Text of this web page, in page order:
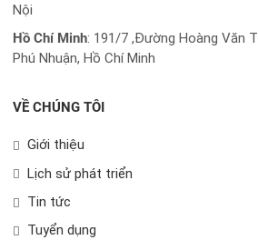
Nội
Hồ Chí Minh: 191/7 ,Đường Hoàng Văn
Phú Nhuận, Hồ Chí Minh
VỀ CHÚNG TÔI
Giới thiệu
Lịch sử phát triển
Tin tức
Tuyển dụng